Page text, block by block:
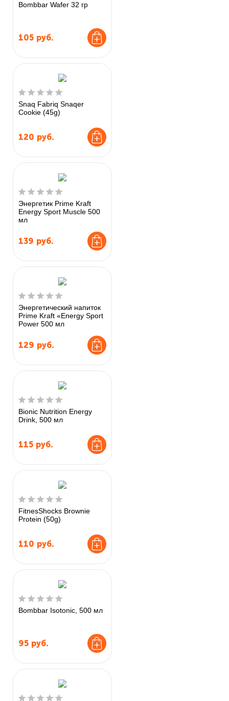
Bombbar Wafer 32 гр
105 руб.
Snaq Fabriq Snaqer
Cookie (45g)
120 руб.
Энергетик Prime Kraft
Energy Sport Muscle 500
мл
139 руб.
Энергетический напиток
Prime Kraft «Energy Sport
Power 500 мл
129 руб.
Bionic Nutrition Energy
Drink, 500 мл
115 руб.
FitnesShocks Brownie
Protein (50g)
110 руб.
Bombbar Isotonic, 500 мл
95 руб.